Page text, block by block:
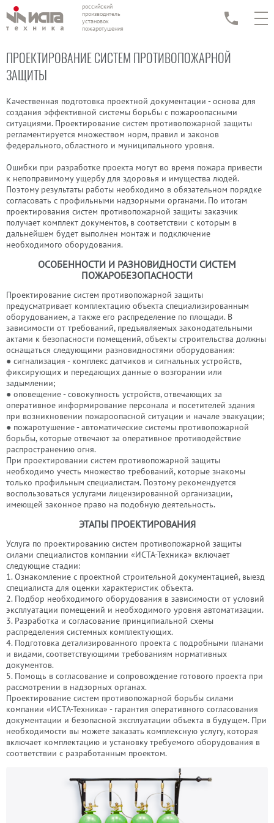
российский
производитель
установок
пожаротушения
ПРОЕКТИРОВАНИЕ СИСТЕМ ПРОТИВОПОЖАРНОЙ
ЗАЩИТЫ
Качественная подготовка проектной документации - основа для
создания эффективной системы борьбы с пожароопасными
ситуациями. Проектирование систем противопожарной защиты
регламентируется множеством норм, правил и законов
федерального, областного и муниципального уровня.
Ошибки при разработке проекта могут во время пожара привести
к непоправимому ущербу для здоровья и имущества людей.
Поэтому результаты работы необходимо в обязательном порядке
согласовать с профильными надзорными органами. По итогам
проектирования систем противопожарной защиты заказчик
получает комплект документов, в соответствии с которым в
дальнейшем будет выполнен монтаж и подключение
необходимого оборудования.
ОСОБЕННОСТИ И РАЗНОВИДНОСТИ СИСТЕМ
ПОЖАРОБЕЗОПАСНОСТИ
Проектирование систем противопожарной защиты
предусматривает комплектацию объекта специализированным
оборудованием, а также его распределение по площади. В
зависимости от требований, предъявляемых законодательными
актами к безопасности помещений, объекты строительства должны
оснащаться следующими разновидностями оборудования:
● сигнализация - комплекс датчиков и сигнальных устройств,
фиксирующих и передающих данные о возгорании или
задымлении;
● оповещение - совокупность устройств, отвечающих за
оперативное информирование персонала и посетителей здания
при возникновении пожароопасной ситуации и начале эвакуации;
● пожаротушение - автоматические системы противопожарной
борьбы, которые отвечают за оперативное противодействие
распространению огня.
При проектировании систем противопожарной защиты
необходимо учесть множество требований, которые знакомы
только профильным специалистам. Поэтому рекомендуется
воспользоваться услугами лицензированной организации,
имеющей законное право на подобную деятельность.
ЭТАПЫ ПРОЕКТИРОВАНИЯ
Услуга по проектированию систем противопожарной защиты
силами специалистов компании «ИСТА-Техника» включает
следующие стадии:
1. Ознакомление с проектной строительной документацией, выезд
специалиста для оценки характеристик объекта.
2. Подбор необходимого оборудования в зависимости от условий
эксплуатации помещений и необходимого уровня автоматизации.
3. Разработка и согласование принципиальной схемы
распределения системных комплектующих.
4. Подготовка детализированного проекта с подробными планами
и видами, соответствующими требованиям нормативных
документов.
5. Помощь в согласование и сопровождение готового проекта при
рассмотрении в надзорных органах.
Проектирование систем противопожарной борьбы силами
компании «ИСТА-Техника» - гарантия оперативного согласования
документации и безопасной эксплуатации объекта в будущем. При
необходимости вы можете заказать комплексную услугу, которая
включает комплектацию и установку требуемого оборудования в
соответствии с разработанным проектом.